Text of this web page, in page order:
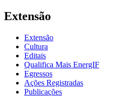
Extensão
Extensão
Cultura
Editais
Qualifica Mais EnergIF
Egressos
Ações Registradas
Publicações